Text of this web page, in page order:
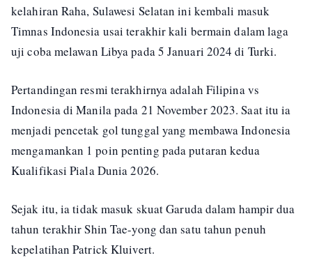
kelahiran Raha, Sulawesi Selatan ini kembali masuk
Timnas Indonesia usai terakhir kali bermain dalam laga
uji coba melawan Libya pada 5 Januari 2024 di Turki.
Pertandingan resmi terakhirnya adalah Filipina vs
Indonesia di Manila pada 21 November 2023. Saat itu ia
menjadi pencetak gol tunggal yang membawa Indonesia
mengamankan 1 poin penting pada putaran kedua
Kualifikasi Piala Dunia 2026.
Sejak itu, ia tidak masuk skuat Garuda dalam hampir dua
tahun terakhir Shin Tae-yong dan satu tahun penuh
kepelatihan Patrick Kluivert.